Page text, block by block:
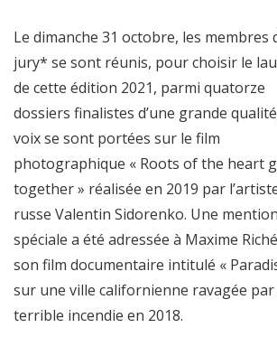
Le dimanche 31 octobre, les membres
jury* se sont réunis, pour choisir le
de cette édition 2021, parmi quatorze
dossiers finalistes d’une grande
voix se sont portées sur le film
photographique « Roots of the heart
together » réalisée en 2019 par
russe Valentin Sidorenko. Une mention
spéciale a été adressée à Maxime
son film documentaire intitulé «
sur une ville californienne ravagée
terrible incendie en 2018.